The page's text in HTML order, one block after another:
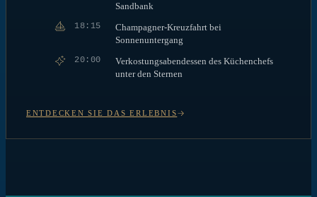
Sandbank
18:15
Champagner-Kreuzfahrt bei
Sonnenuntergang
20:00
Verkostungsabendessen des Küchenchefs
unter den Sternen
ENTDECKEN SIE DAS ERLEBNIS